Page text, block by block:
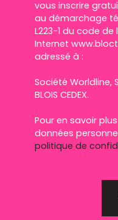
vous inscrire
au démarchage
L223-1 du code
Internet
adressé à :
Société Worldline,
BLOIS CEDEX.
Pour en savoir
données
politique de